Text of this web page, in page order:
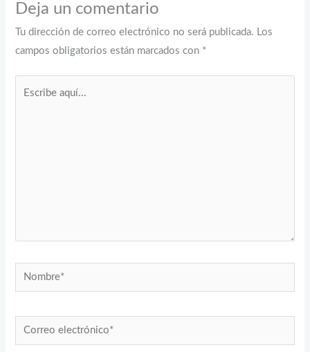
Deja un comentario
Tu dirección de correo electrónico no será publicada. Los
campos obligatorios están marcados con *
Nombre*
Correo
electrónico*